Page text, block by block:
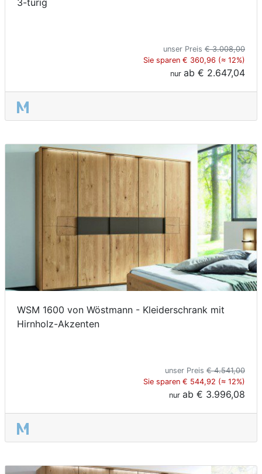
3-türig
unser Preis € 3.008,00
Sie sparen € 360,96 (≈ 12%)
nur ab € 2.647,04
WSM 1600 von Wöstmann - Kleiderschrank mit
Hirnholz-Akzenten
unser Preis € 4.541,00
Sie sparen € 544,92 (≈ 12%)
nur ab € 3.996,08